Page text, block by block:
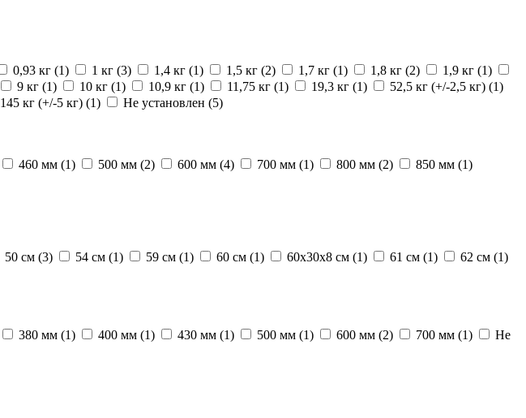
0,93 кг (1) 1 кг (3) 1,4 кг (1) 1,5 кг (2) 1,7 кг (1) 1,8 кг (2) 1,9 кг (1)
9 кг (1) 10 кг (1) 10,9 кг (1) 11,75 кг (1) 19,3 кг (1) 52,5 кг (+/-2,5 кг) (1)
145 кг (+/-5 кг) (1) Не установлен (5)
460 мм (1) 500 мм (2) 600 мм (4) 700 мм (1) 800 мм (2) 850 мм (1)
50 см (3) 54 см (1) 59 см (1) 60 см (1) 60х30х8 см (1) 61 см (1) 62 см (1)
380 мм (1) 400 мм (1) 430 мм (1) 500 мм (1) 600 мм (2) 700 мм (1)
Не